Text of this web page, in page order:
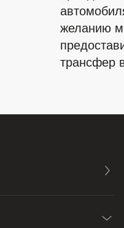
желанию
трансфер